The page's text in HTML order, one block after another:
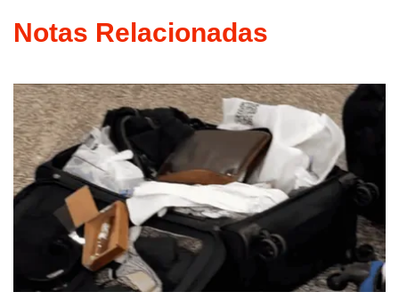
Notas Relacionadas